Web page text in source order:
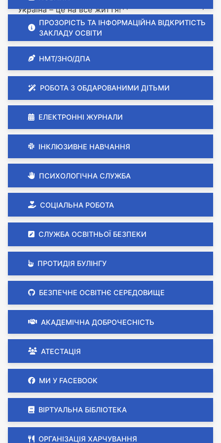
ПРОЗОРІСТЬ ТА ІНФОРМАЦІЙНА ВІДКРИТІСТЬ
ЗАКЛАДУ ОСВІТИ
НМТ/ЗНО/ДПА
РОБОТА З ОБДАРОВАНИМИ ДІТЬМИ
ЕЛЕКТРОННІ ЖУРНАЛИ
ІНКЛЮЗИВНЕ НАВЧАННЯ
ПСИХОЛОГІЧНА СЛУЖБА
СОЦІАЛЬНА РОБОТА
СЛУЖБА ОСВІТНЬОЇ БЕЗПЕКИ
ПРОТИДІЯ БУЛІНГУ
БЕЗПЕЧНЕ ОСВІТНЄ СЕРЕДОВИЩЕ
АКАДЕМІЧНА ДОБРОЧЕСНІСТЬ
АТЕСТАЦІЯ
МИ У FACEBOOK
ВІРТУАЛЬНА БІБЛІОТЕКА
ОРГАНІЗАЦІЯ ХАРЧУВАННЯ
Україна – це на все життя!
Україна - понад усе!